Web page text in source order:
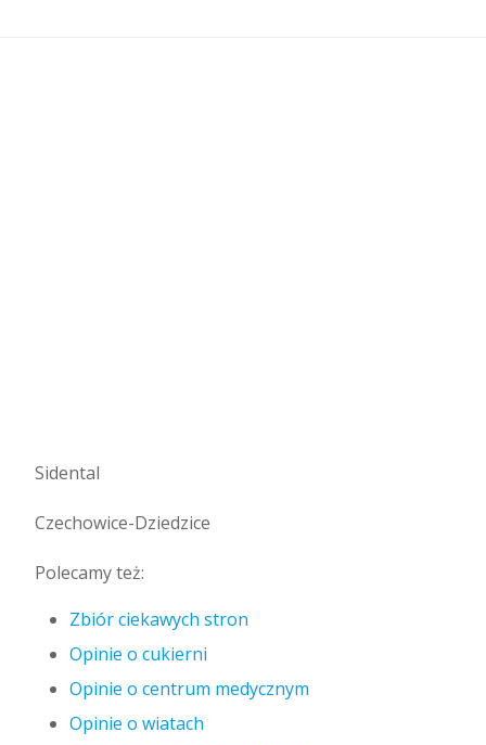
Sidental
Czechowice-Dziedzice
Polecamy też:
Zbiór ciekawych stron
Opinie o cukierni
Opinie o centrum medycznym
Opinie o wiatach